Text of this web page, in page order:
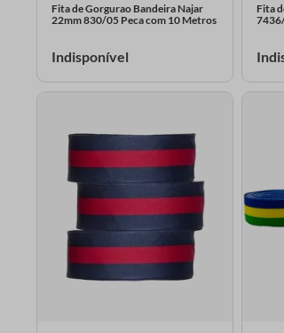
Fita de Gorgurao Bandeira Najar
22mm 830/05 Peca com 10 Metros
Indisponível
Fita